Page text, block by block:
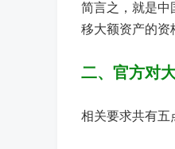
简言之，就是中
移大额资产的资
二、官方对
相关要求共有五